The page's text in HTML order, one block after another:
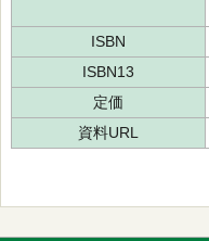
ISBN
ISBN13
定価
資料URL